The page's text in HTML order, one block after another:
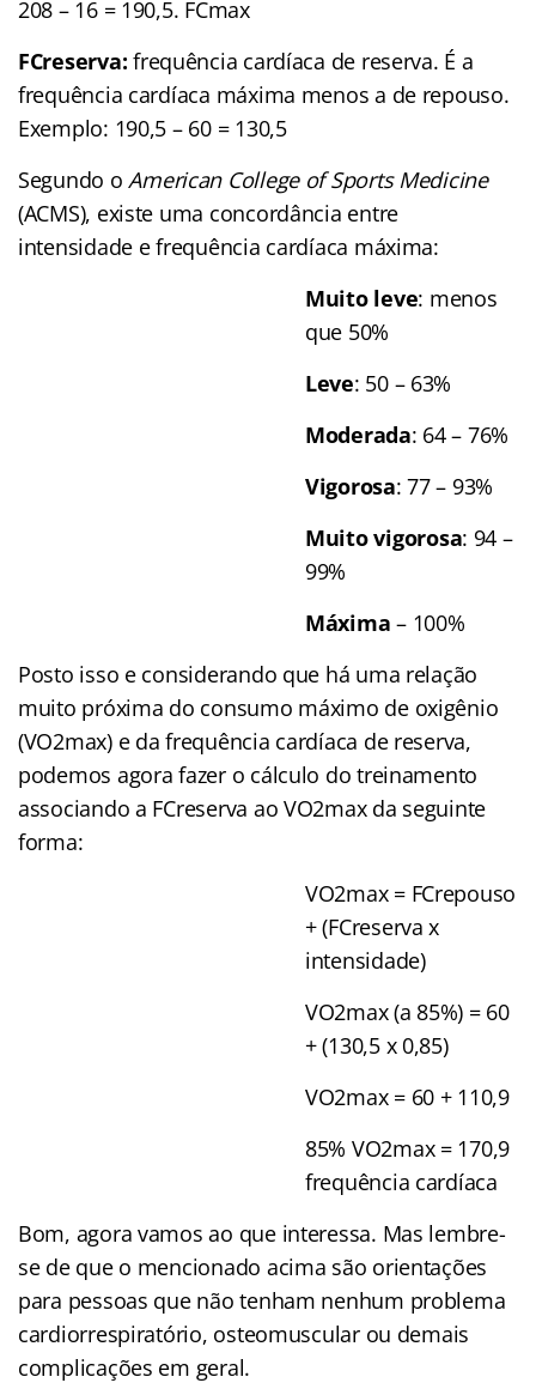
208 – 16 = 190,5. FCmax
FCreserva: frequência cardíaca de reserva. É a
frequência cardíaca máxima menos a de repouso.
Exemplo: 190,5 – 60 = 130,5
Segundo oAmerican College of Sports Medicine
(ACMS), existe uma concordância entre
intensidade e frequência cardíaca máxima:
Muito leve: menos
que 50%
Leve: 50 – 63%
Moderada: 64 – 76%
Vigorosa: 77 – 93%
Muitovigorosa: 94 –
99%
Máxima – 100%
Posto isso e considerando que há uma relação
muito próxima do consumo máximo de oxigênio
(VO2max) e da frequência cardíaca de reserva,
podemos agora fazer o cálculo do treinamento
associando a FCreserva ao VO2max da seguinte
forma:
VO2max = FCrepouso
+ (FCreserva x
intensidade)
VO2max (a 85%) = 60
+ (130,5 x 0,85)
VO2max = 60 + 110,9
85% VO2max = 170,9
frequência cardíaca
Bom, agora vamos ao que interessa. Mas lembre-
se de que o mencionado acima são orientações
para pessoas que não tenham nenhum problema
cardiorrespiratório, osteomuscular ou demais
complicações em geral.